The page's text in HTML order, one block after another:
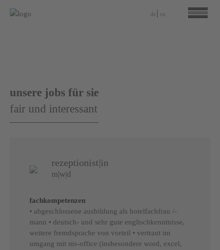
de en
unsere jobs für sie
fair und interessant
rezeptionist|in
m|w|d
fachkompetenzen
• abgeschlossene ausbildung als hotelfachfrau /-
mann • deutsch- und sehr gute englischkenntnisse,
weitere fremdsprache von vorteil • vertraut im
umgang mit ms-office (insbesondere word, excel,